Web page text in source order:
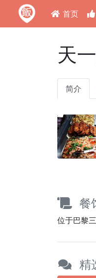
首页
天
简介
餐
位于巴黎
精